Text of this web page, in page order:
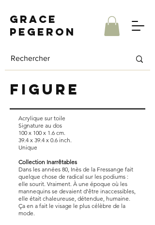
Grace
Pegeron
Figure
Acrylique sur toile
Signature au dos
100 x 100 x 1.6 cm.
39.4 x 39.4 x 0.6 inch.
Unique
Collection Inarrêtables
Dans les années 80, Inès de la Fressange fait
quelque chose de radical sur les podiums :
elle sourit. Vraiment. À une époque où les
mannequins se devaient d'être inaccessibles,
elle était chaleureuse, détendue, humaine.
Ça en a fait le visage le plus célèbre de la
mode.